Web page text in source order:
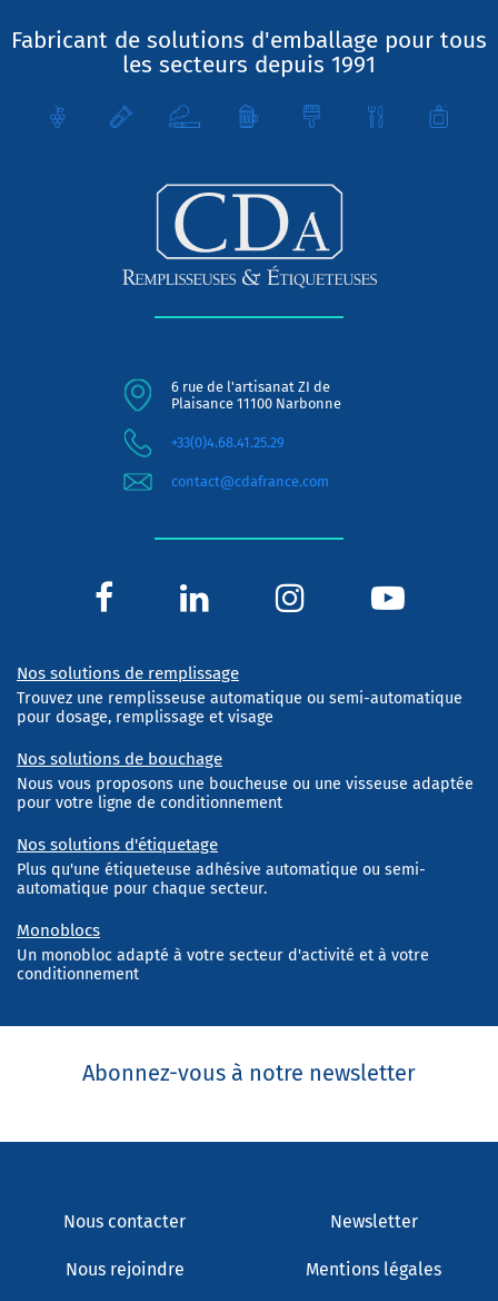
Fabricant de solutions d'emballage pour tous
les secteurs depuis 1991
6 rue de l'artisanat ZI de
Plaisance 11100 Narbonne
+33(0)4.68.41.25.29
contact@cdafrance.com
Nos solutions de remplissage
Trouvez une remplisseuse automatique ou semi-automatique
pour dosage, remplissage et visage
Nos solutions de bouchage
Nous vous proposons une boucheuse ou une visseuse adaptée
pour votre ligne de conditionnement
Nos solutions d'étiquetage
Plus qu'une étiqueteuse adhésive automatique ou semi-
automatique pour chaque secteur.
Monoblocs
Un monobloc adapté à votre secteur d'activité et à votre
conditionnement
Abonnez-vous à notre newsletter
Nous contacter Newsletter
Nous rejoindre Mentions légales